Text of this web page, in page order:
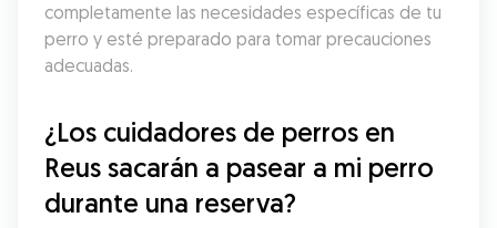
completamente las necesidades específicas de tu
perro y esté preparado para tomar precauciones
adecuadas.
¿Los cuidadores de perros en
Reus sacarán a pasear a mi perro
durante una reserva?